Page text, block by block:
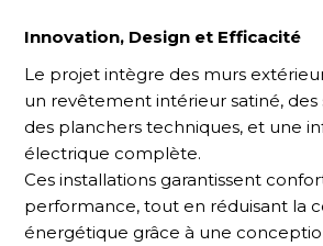
Innovation, Design et Efficacité
Le projet intègre des murs
un revêtement intérieur satiné, des
des planchers techniques, et une
électrique complète.
Ces installations garantissent
performance, tout en réduisant la
énergétique grâce à une